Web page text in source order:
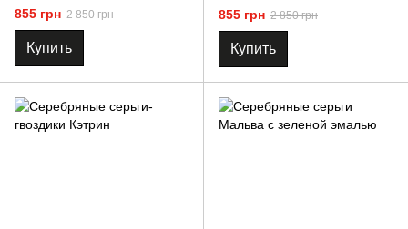
улекситом
855 грн 2 850 грн
Купить
кахолонгом
855 грн 2 850 грн
Купить